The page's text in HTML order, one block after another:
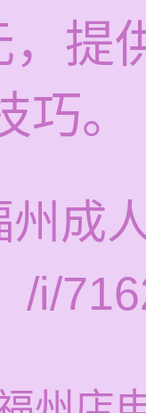
，提
。
州成
/i/